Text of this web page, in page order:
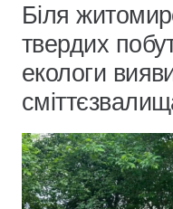
Біля
твердих
екологи